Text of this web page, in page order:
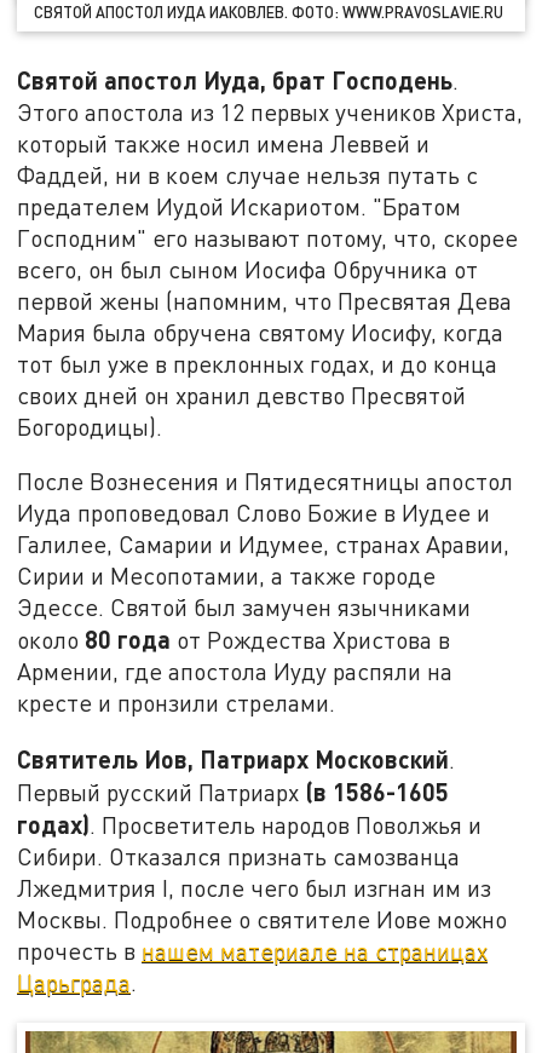
СВЯТОЙ АПОСТОЛ ИУДА ИАКОВЛЕВ. ФОТО: WWW.PRAVOSLAVIE.RU
Святой апостол Иуда, брат Господень.
Этого апостола из 12 первых учеников Христа,
который также носил имена Леввей и
Фаддей, ни в коем случае нельзя путать с
предателем Иудой Искариотом. "Братом
Господним" его называют потому, что, скорее
всего, он был сыном Иосифа Обручника от
первой жены (напомним, что Пресвятая Дева
Мария была обручена святому Иосифу, когда
тот был уже в преклонных годах, и до конца
своих дней он хранил девство Пресвятой
Богородицы).
После Вознесения и Пятидесятницы апостол
Иуда проповедовал Слово Божие в Иудее и
Галилее, Самарии и Идумее, странах Аравии,
Сирии и Месопотамии, а также городе
Эдессе. Святой был замучен язычниками
около 80 года от Рождества Христова в
Армении, где апостола Иуду распяли на
кресте и пронзили стрелами.
Святитель Иов, Патриарх Московский.
Первый русский Патриарх (в 1586-1605
годах). Просветитель народов Поволжья и
Сибири. Отказался признать самозванца
Лжедмитрия I, после чего был изгнан им из
Москвы. Подробнее о святителе Иове можно
прочесть в нашем материале на страницах
Царьграда.